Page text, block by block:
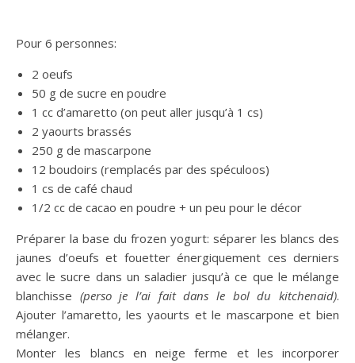
Pour 6 personnes:
2 oeufs
50 g de sucre en poudre
1 cc d’amaretto (on peut aller jusqu’à 1 cs)
2 yaourts brassés
250 g de mascarpone
12 boudoirs (remplacés par des spéculoos)
1 cs de café chaud
1/2 cc de cacao en poudre + un peu pour le décor
Préparer la base du frozen yogurt: séparer les blancs des
jaunes d’oeufs et fouetter énergiquement ces derniers
avec le sucre dans un saladier jusqu’à ce que le mélange
blanchisse (perso je l’ai fait dans le bol du kitchenaid).
Ajouter l’amaretto, les yaourts et le mascarpone et bien
mélanger.
Monter les blancs en neige ferme et les incorporer